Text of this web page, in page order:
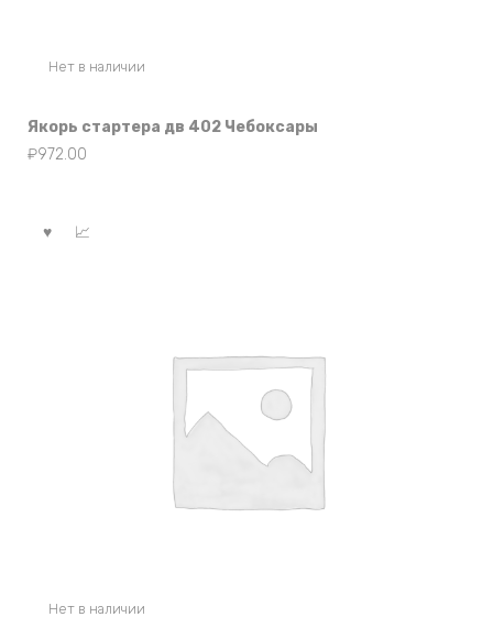
Нет в наличии
Якорь стартера дв 402 Чебоксары
₽972.00
Нет в наличии